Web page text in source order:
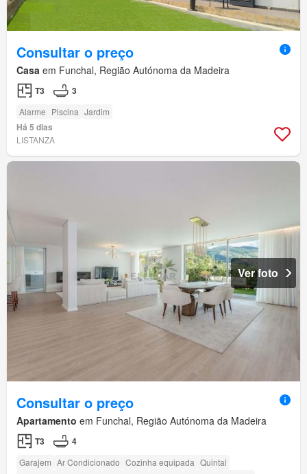
Consultar o preço
Casa em Funchal, Região Autónoma da Madeira
T3 3
Alarme Piscina Jardim
Há 5 dias
LISTANZA
Ver foto
Consultar o preço
Apartamento em Funchal, Região Autónoma da Madeira
T3 4
Garajem Ar Condicionado Cozinha equipada Quintal